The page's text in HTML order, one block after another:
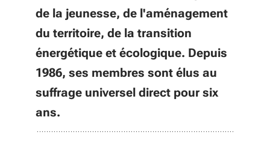
de la jeunesse, de l'aménagement
du territoire, de la transition
énergétique et écologique. Depuis
1986, ses membres sont élus au
suffrage universel direct pour six
ans.